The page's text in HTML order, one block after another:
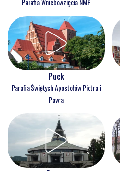
Puck
Parafia Świętych Apostołów Piotra i
Pawła